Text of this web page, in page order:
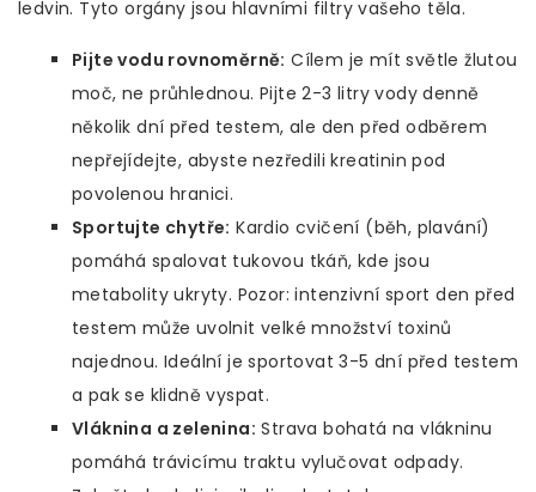
ledvin. Tyto orgány jsou hlavními filtry vašeho těla.
Pijte vodu rovnoměrně: Cílem je mít světle žlutou
moč, ne průhlednou. Pijte 2-3 litry vody denně
několik dní před testem, ale den před odběrem
nepřejídejte, abyste nezředili kreatinin pod
povolenou hranici.
Sportujte chytře: Kardio cvičení (běh, plavání)
pomáhá spalovat tukovou tkáň, kde jsou
metabolity ukryty. Pozor: intenzivní sport den před
testem může uvolnit velké množství toxinů
najednou. Ideální je sportovat 3-5 dní před testem
a pak se klidně vyspat.
Vláknina a zelenina: Strava bohatá na vlákninu
pomáhá trávicímu traktu vylučovat odpady.